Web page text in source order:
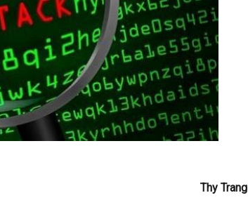
Thy Trang